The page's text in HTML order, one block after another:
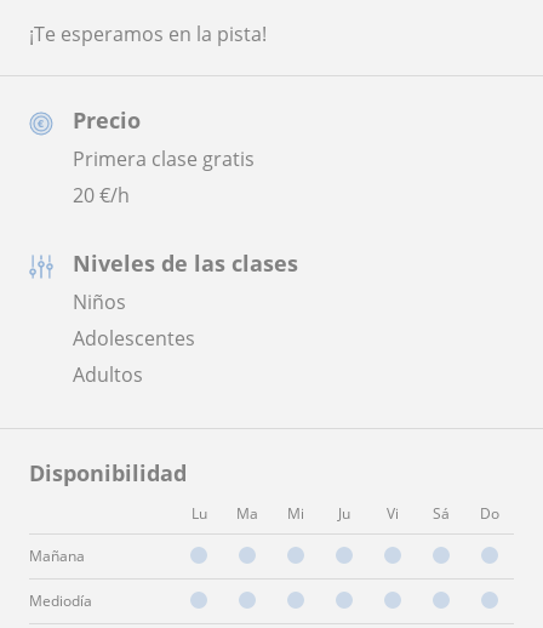
Precio
Primera clase gratis
20€/h
Niveles de las clases
Niños
Adolescentes
Adultos
Disponibilidad
Lu Ma Mi Ju Vi Sá Do
Mañana
Mediodía
¡Te esperamos en la pista!